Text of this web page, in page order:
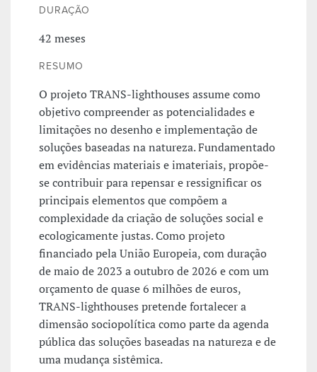
DURAÇÃO
42 meses
RESUMO
O projeto TRANS-lighthouses assume como
objetivo compreender as potencialidades e
limitações no desenho e implementação de
soluções baseadas na natureza. Fundamentado
em evidências materiais e imateriais, propõe-
se contribuir para repensar e ressignificar os
principais elementos que compõem a
complexidade da criação de soluções social e
ecologicamente justas. Como projeto
financiado pela União Europeia, com duração
de maio de 2023 a outubro de 2026 e com um
orçamento de quase 6 milhões de euros,
TRANS-lighthouses pretende fortalecer a
dimensão sociopolítica como parte da agenda
pública das soluções baseadas na natureza e de
uma mudança sistêmica.